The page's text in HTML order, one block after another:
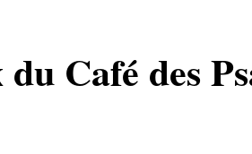
Café des